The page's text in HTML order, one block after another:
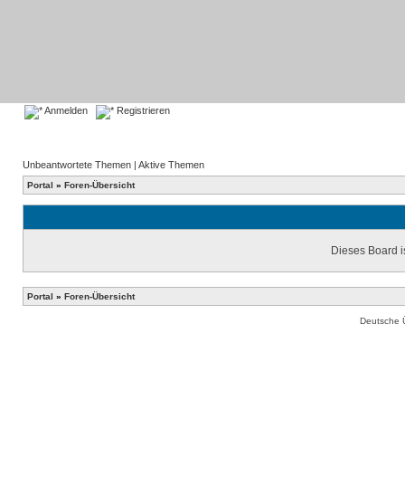
Anmelden Registrieren
Unbeantwortete Themen | Aktive Themen
Portal » Foren-Übersicht
Dieses Board
Portal » Foren-Übersicht
Deutsche